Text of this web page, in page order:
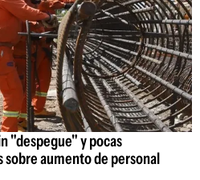
"despegue" y pocas
aumento de personal